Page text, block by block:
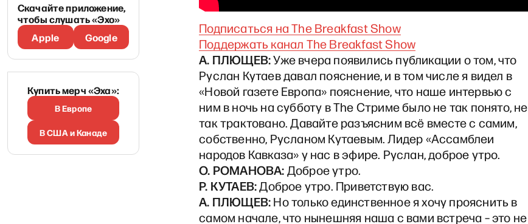
Скачайте приложение,
чтобы слушать «Эхо»
Apple
Google
Купить мерч «Эха»:
В Европе
В США и Канаде
Подписаться на The Breakfast Show
Поддержать канал The Breakfast Show
А. ПЛЮЩЕВ:Уже вчера появились публикации о том, что
Руслан Кутаев давал пояснение, и в том числе я видел в
«Новой газете Европа» пояснение, что наше интервью с
ним в ночь на субботу в The Стриме было не так понято, не
так трактовано. Давайте разъясним всё вместе с самим,
собственно, Русланом Кутаевым. Лидер «Ассамблеи
народов Кавказа» у нас в эфире. Руслан, доброе утро.
О. РОМАНОВА:Доброе утро.
Р. КУТАЕВ:Доброе утро. Приветствую вас.
А. ПЛЮЩЕВ:Но только единственное я хочу прояснить в
самом начале, что нынешняя наша с вами встреча – это не